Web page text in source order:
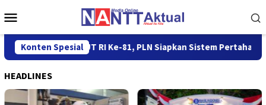
ke
Mobile
Konten Spesial
Menyambut HUT RI Ke-81, PLN Siapkan Sistem
HEADLINES